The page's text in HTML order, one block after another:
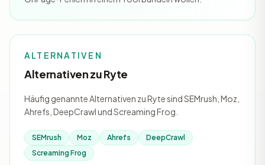
ALTERNATIVEN
Alternativen zu Ryte
Häufig genannte Alternativen zu Ryte sind SEMrush, Moz,
Ahrefs, DeepCrawl und Screaming Frog.
SEMrush Moz Ahrefs
DeepCrawl
Screaming Frog